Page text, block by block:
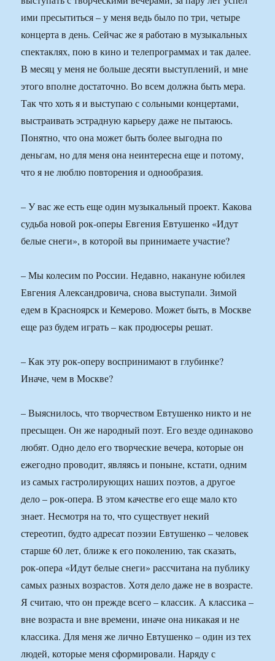
ими пресытиться – у меня ведь было по три, четыре
концерта в день. Сейчас же я работаю в музыкальных
спектаклях, пою в кино и телепрограммах и так далее.
В месяц у меня не больше десяти выступлений, и мне
этого вполне достаточно. Во всем должна быть мера.
Так что хоть я и выступаю с сольными концертами,
выстраивать эстрадную карьеру даже не пытаюсь.
Понятно, что она может быть более выгодна по
деньгам, но для меня она неинтересна еще и потому,
что я не люблю повторения и однообразия.
– У вас же есть еще один музыкальный проект. Какова
судьба новой рок-оперы Евгения Евтушенко «Идут
белые снеги», в которой вы принимаете участие?
– Мы колесим по России. Недавно, накануне юбилея
Евгения Александровича, снова выступали. Зимой
едем в Красноярск и Кемерово. Может быть, в Москве
еще раз будем играть – как продюсеры решат.
– Как эту рок-оперу воспринимают в глубинке?
Иначе, чем в Москве?
– Выяснилось, что творчеством Евтушенко никто и не
пресыщен. Он же народный поэт. Его везде одинаково
любят. Одно дело его творческие вечера, которые он
ежегодно проводит, являясь и поныне, кстати, одним
из самых гастролирующих наших поэтов, а другое
дело – рок-опера. В этом качестве его еще мало кто
знает. Несмотря на то, что существует некий
стереотип, будто адресат поэзии Евтушенко – человек
старше 60 лет, ближе к его поколению, так сказать,
рок-опера «Идут белые снеги» рассчитана на публику
самых разных возрастов. Хотя дело даже не в возрасте.
Я считаю, что он прежде всего – классик. А классика –
вне возраста и вне времени, иначе она никакая и не
классика. Для меня же лично Евтушенко – один из тех
людей, которые меня сформировали. Наряду с